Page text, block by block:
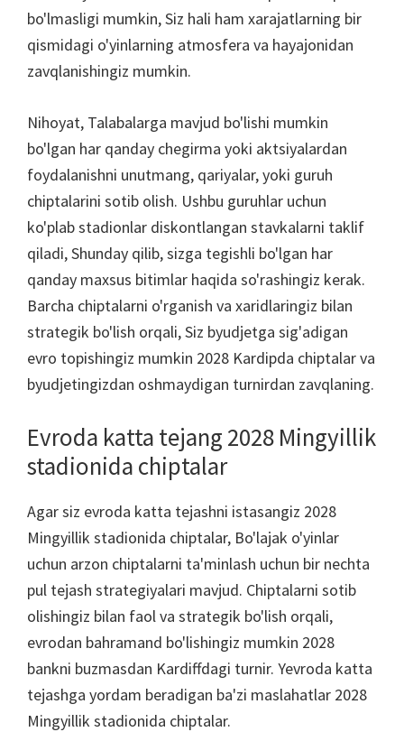
bo'lmasligi mumkin, Siz hali ham xarajatlarning bir
qismidagi o'yinlarning atmosfera va hayajonidan
zavqlanishingiz mumkin.
Nihoyat, Talabalarga mavjud bo'lishi mumkin
bo'lgan har qanday chegirma yoki aktsiyalardan
foydalanishni unutmang, qariyalar, yoki guruh
chiptalarini sotib olish. Ushbu guruhlar uchun
ko'plab stadionlar diskontlangan stavkalarni taklif
qiladi, Shunday qilib, sizga tegishli bo'lgan har
qanday maxsus bitimlar haqida so'rashingiz kerak.
Barcha chiptalarni o'rganish va xaridlaringiz bilan
strategik bo'lish orqali, Siz byudjetga sig'adigan
evro topishingiz mumkin 2028 Kardipda chiptalar va
byudjetingizdan oshmaydigan turnirdan zavqlaning.
Evroda katta tejang 2028 Mingyillik
stadionida chiptalar
Agar siz evroda katta tejashni istasangiz 2028
Mingyillik stadionida chiptalar, Bo'lajak o'yinlar
uchun arzon chiptalarni ta'minlash uchun bir nechta
pul tejash strategiyalari mavjud. Chiptalarni sotib
olishingiz bilan faol va strategik bo'lish orqali,
evrodan bahramand bo'lishingiz mumkin 2028
bankni buzmasdan Kardiffdagi turnir. Yevroda katta
tejashga yordam beradigan ba'zi maslahatlar 2028
Mingyillik stadionida chiptalar.